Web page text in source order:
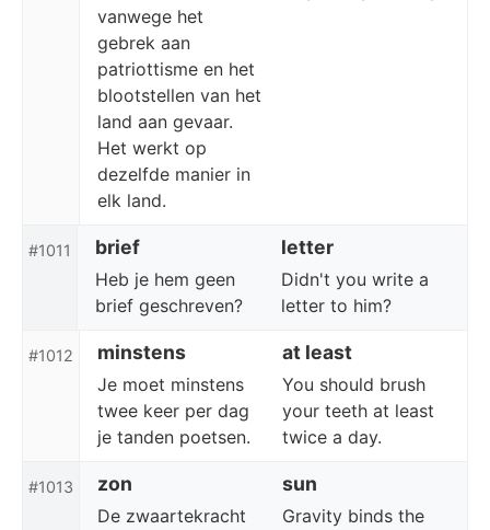
vanwege het
gebrek aan
patriottisme en het
blootstellen van het
land aan gevaar.
Het werkt op
dezelfde manier in
elk land.
#1011 brief letter
Heb je hem geen
brief geschreven?
Didn't you write a
letter to him?
#1012 minstens at least
Je moet minstens
twee keer per dag
je tanden poetsen.
You should brush
your teeth at least
twice a day.
#1013 zon sun
De zwaartekracht
Gravity binds the